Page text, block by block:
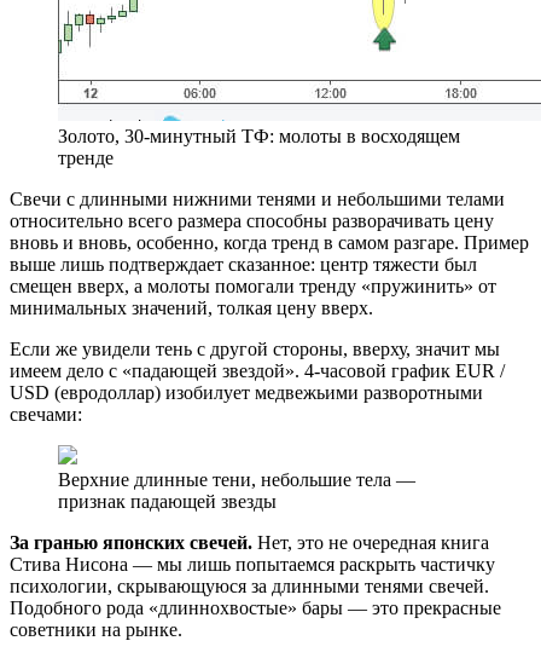
Золото, 30-минутный ТФ: молоты в восходящем
тренде
Свечи с длинными нижними тенями и небольшими телами
относительно всего размера способны разворачивать цену
вновь и вновь, особенно, когда тренд в самом разгаре. Пример
выше лишь подтверждает сказанное: центр тяжести был
смещен вверх, а молоты помогали тренду «пружинить» от
минимальных значений, толкая цену вверх.
Если же увидели тень с другой стороны, вверху, значит мы
имеем дело с «падающей звездой». 4-часовой график EUR /
USD (евродоллар) изобилует медвежьими разворотными
свечами:
Верхние длинные тени, небольшие тела —
признак падающей звезды
За гранью японских свечей. Нет, это не очередная книга
Стива Нисона — мы лишь попытаемся раскрыть частичку
психологии, скрывающуюся за длинными тенями свечей.
Подобного рода «длиннохвостые» бары — это прекрасные
советники на рынке.